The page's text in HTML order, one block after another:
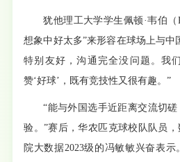
犹他理工大学学生佩顿·韦伯（
想象中好太多”来形容在球场上与中
特别友好，沟通完全没问题。我
赞‘好球’，既有竞技性又很有趣。”
“能与外国选手近距离交流切
验。”赛后，华农匹克球校队队员
院大数据2023级的冯敏敏兴奋表